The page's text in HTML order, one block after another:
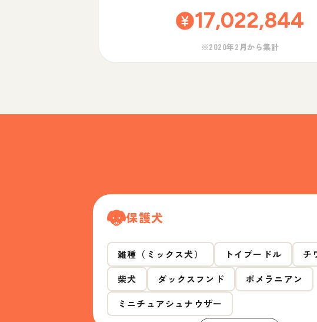
17,022,844
※2020年2月から集計
保護犬
雑種（ミックス犬） トイプードル
チ
柴犬
ダックスフンド
ポメラニアン
ミニチュアシュナウザー